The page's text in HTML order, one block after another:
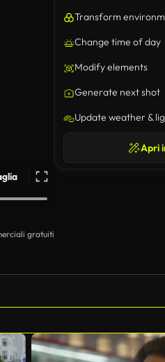
gratuiti
Transform
Change time of day
Modify elements
Generate next shot
Update weather &
Apri